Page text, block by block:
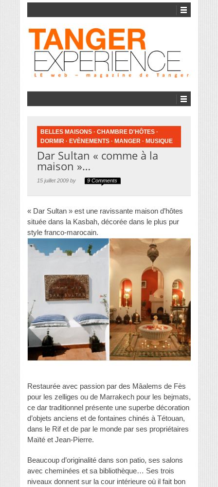
BELLES MAISONS · CHAMBRE D'HÔTES ·
DORMIR · EVÈNEMENTS · MANGER · MUSIQUE
Dar Sultan « comme à la
maison »…
15 juillet 2009 by 9 Comments
« Dar Sultan » est une ravissante maison d’hôtes
située dans la Kasbah, décorée dans le plus pur
style franco-marocain.
Restaurée avec passion par des Mâalems de Fès
pour les zelliges ou de Marrakech pour les bejmats,
ce dar traditionnel présente une superbe décoration
d’objets anciens et de fontaines chinés à Tétouan,
dans le Rif et de par le monde par ses propriétaires
Maïté et Jean-Pierre.
Beaucoup d’originalité dans son patio, ses salons
avec cheminées et sa bibliothèque… Ses trois
niveaux donnent sur la cour intérieure où il fait bon